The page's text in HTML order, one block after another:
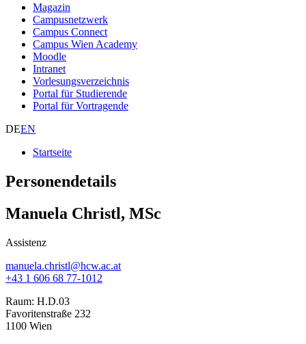
Magazin
Campusnetzwerk
Campus Connect
Campus Wien Academy
Moodle
Intranet
Vorlesungsverzeichnis
Portal für Studierende
Portal für Vortragende
DEEN
Startseite
Personendetails
Manuela Christl, MSc
Assistenz
manuela.christl@hcw.ac.at
+43 1 606 68 77-1012
Raum: H.D.03
Favoritenstraße 232
1100 Wien